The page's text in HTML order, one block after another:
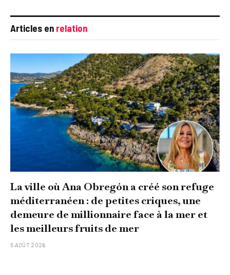
Articles en relation
La ville où Ana Obregón a créé son refuge
méditerranéen : de petites criques, une
demeure de millionnaire face à la mer et
les meilleurs fruits de mer
5 AOÛT 2026